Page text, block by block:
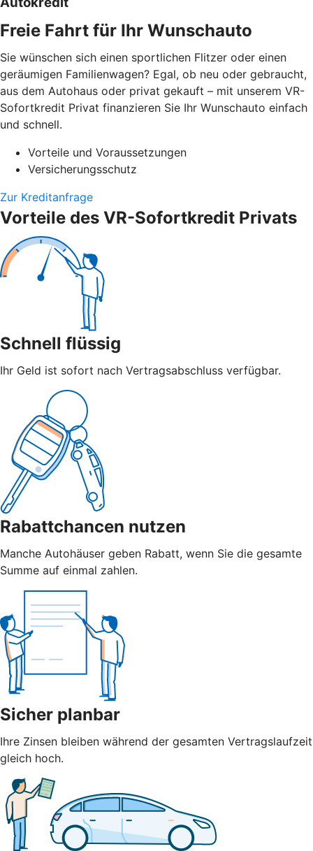
Freie Fahrt für Ihr Wunschauto
Sie wünschen sich einen sportlichen Flitzer oder einen
geräumigen Familienwagen? Egal, ob neu oder gebraucht,
aus dem Autohaus oder privat gekauft – mit unserem VR-
Sofortkredit Privat finanzieren Sie Ihr Wunschauto einfach
und schnell.
Vorteile und Voraussetzungen
Versicherungsschutz
Zur Kreditanfrage
Vorteile des VR-Sofortkredit Privats
Schnell flüssig
Ihr Geld ist sofort nach Vertragsabschluss verfügbar.
Rabattchancen nutzen
Manche Autohäuser geben Rabatt, wenn Sie die gesamte
Summe auf einmal zahlen.
Sicher planbar
Ihre Zinsen bleiben während der gesamten Vertragslaufzeit
gleich hoch.